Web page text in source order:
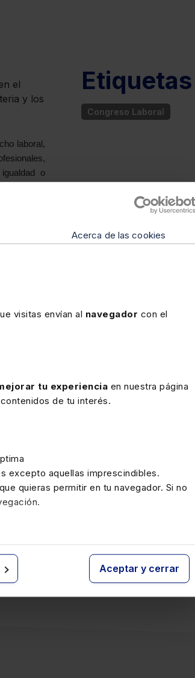
Acerca de las cookies
visitas envían al navegador con el
tu experiencia en nuestra página
de tu interés.
excepto aquellas imprescindibles.
quieras permitir en tu navegador. Si no
Aceptar y cerrar
el
y los
laboral,
o
leyes y
fuentes
Etiquetas
Congreso Laboral